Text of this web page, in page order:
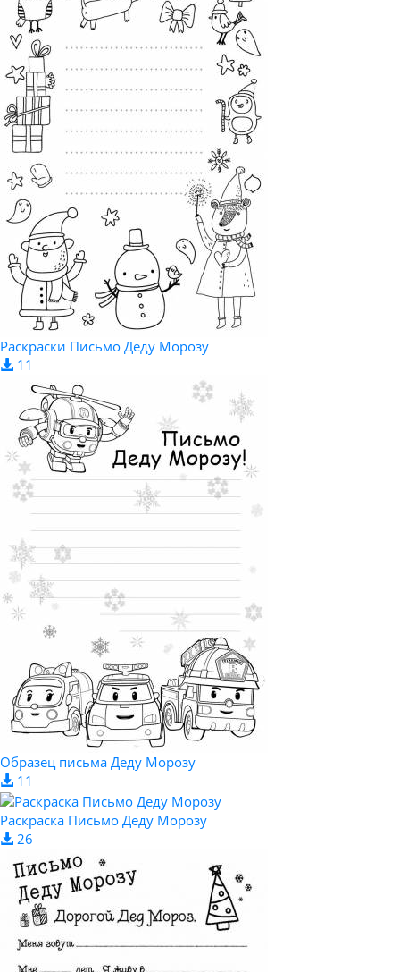
Раскраски Письмо Деду Морозу
11
Образец письма Деду Морозу
11
Раскраска Письмо Деду Морозу
26